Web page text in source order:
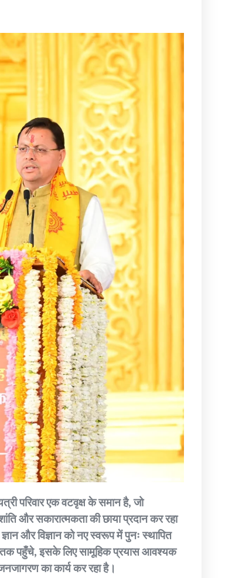
परिवार एक वटवृक्ष के समान है, जो
और सकारात्मकता की छाया प्रदान कर रहा
और विज्ञान को नए स्वरूप में पुनः स्थापित
तक पहुँचे, इसके लिए सामूहिक प्रयास आवश्यक
का कार्य कर रहा है।